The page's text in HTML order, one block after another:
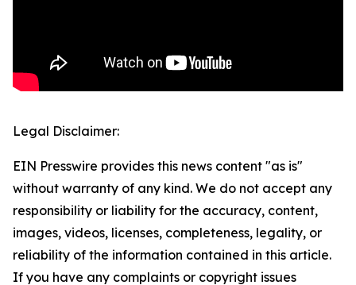
Legal Disclaimer:
EIN Presswire provides this news content "as is"
without warranty of any kind. We do not accept any
responsibility or liability for the accuracy, content,
images, videos, licenses, completeness, legality, or
reliability of the information contained in this article.
If you have any complaints or copyright issues